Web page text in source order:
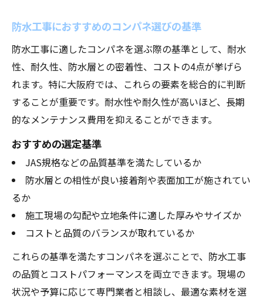
防水工事におすすめのコンパネ選びの基準
防水工事に適したコンパネを選ぶ際の基準として、耐水
性、耐久性、防水層との密着性、コストの4点が挙げら
れます。特に大阪府では、これらの要素を総合的に判断
することが重要です。耐水性や耐久性が高いほど、長期
的なメンテナンス費用を抑えることができます。
おすすめの選定基準
JAS規格などの品質基準を満たしているか
防水層との相性が良い接着剤や表面加工が施されてい
るか
施工現場の勾配や立地条件に適した厚みやサイズか
コストと品質のバランスが取れているか
これらの基準を満たすコンパネを選ぶことで、防水工事
の品質とコストパフォーマンスを両立できます。現場の
状況や予算に応じて専門業者と相談し、最適な素材を選